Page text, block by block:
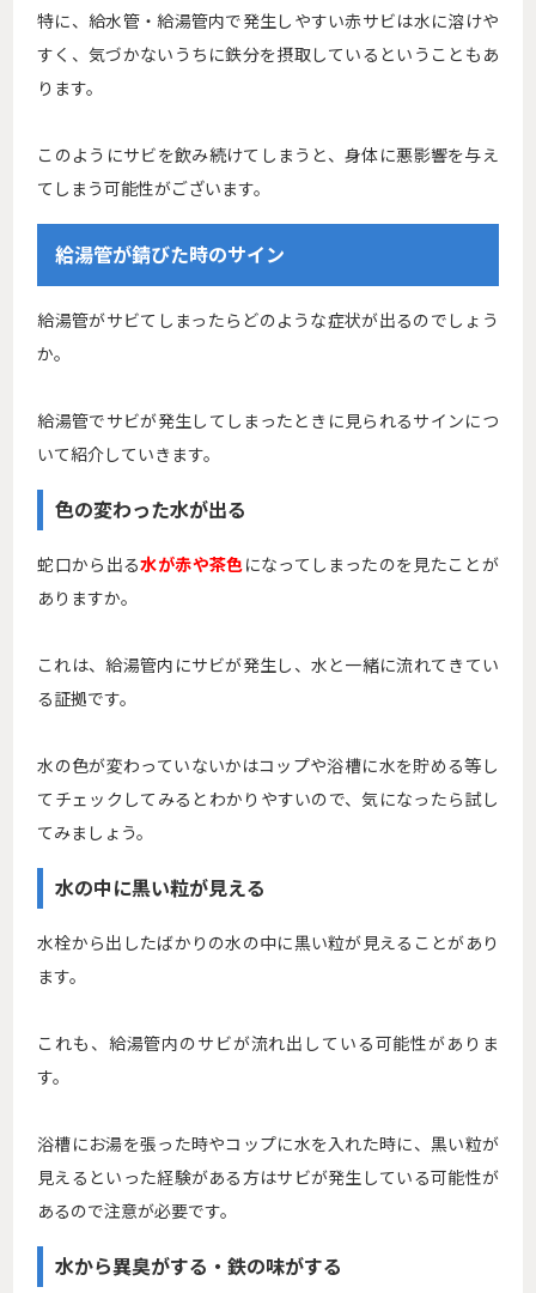
特に、給水管・給湯管内で発生しやすい赤サビは水に溶けや
すく、気づかないうちに鉄分を摂取しているということもあ
ります。
このようにサビを飲み続けてしまうと、身体に悪影響を与え
てしまう可能性がございます。
給湯管が錆びた時のサイン
給湯管がサビてしまったらどのような症状が出るのでしょう
か。
給湯管でサビが発生してしまったときに見られるサインにつ
いて紹介していきます。
色の変わった水が出る
蛇口から出る水が赤や茶色になってしまったのを見たことが
ありますか。
これは、給湯管内にサビが発生し、水と一緒に流れてきてい
る証拠です。
水の色が変わっていないかはコップや浴槽に水を貯める等し
てチェックしてみるとわかりやすいので、気になったら試し
てみましょう。
水の中に黒い粒が見える
水栓から出したばかりの水の中に黒い粒が見えることがあり
ます。
これも、給湯管内のサビが流れ出している可能性がありま
す。
浴槽にお湯を張った時やコップに水を入れた時に、黒い粒が
見えるといった経験がある方はサビが発生している可能性が
あるので注意が必要です。
水から異臭がする・鉄の味がする